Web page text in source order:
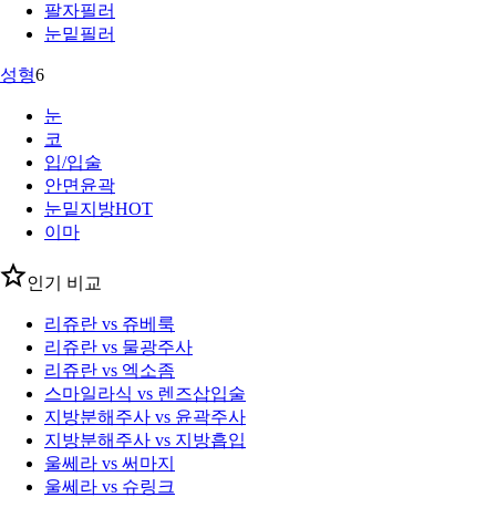
팔자필러
눈밑필러
성형6
눈
코
입/입술
안면윤곽
눈밑지방HOT
이마
인기 비교
리쥬란 vs 쥬베룩
리쥬란 vs 물광주사
리쥬란 vs 엑소좀
스마일라식 vs 렌즈삽입술
지방분해주사 vs 윤곽주사
지방분해주사 vs 지방흡입
울쎄라 vs 써마지
울쎄라 vs 슈링크